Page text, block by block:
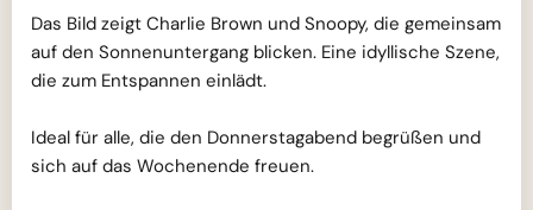
Das Bild zeigt Charlie Brown und Snoopy, die gemeinsam
auf den Sonnenuntergang blicken. Eine idyllische Szene,
die zum Entspannen einlädt.
Ideal für alle, die den Donnerstagabend begrüßen und
sich auf das Wochenende freuen.